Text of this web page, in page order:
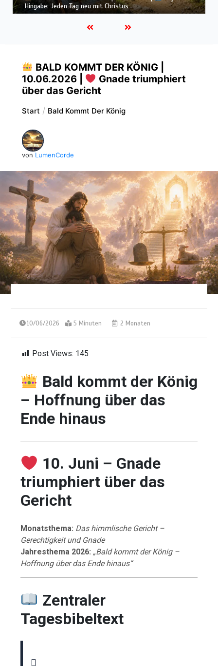
Lichter brennen: Wachsamkeit im Alltag
BALD KOMMT DER KÖNIG |
10.06.2026 |
Gnade triumphiert
über das Gericht
Start Bald Kommt Der König
von LumenCorde
10/06/2026 5 Minuten 2 Monaten
Post Views: 145
Bald kommt der König
– Hoffnung über das
Ende hinaus
10. Juni – Gnade
triumphiert über das
Gericht
Monatsthema: Das himmlische Gericht –
Gerechtigkeit und Gnade
Jahresthema 2026: „Bald kommt der König –
Hoffnung über das Ende hinaus“
Zentraler
Tagesbibeltext